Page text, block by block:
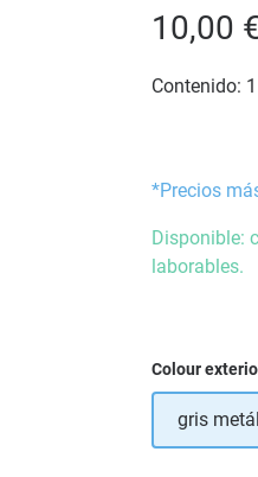
10,00
Contenido: 1
*Precios
Disponible:
laborables.
Seleccione
Colour
gris